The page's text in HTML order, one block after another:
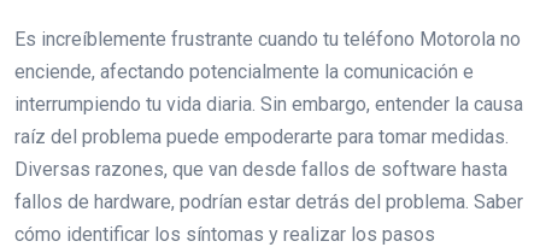
Es increíblemente frustrante cuando tu teléfono Motorola no
enciende, afectando potencialmente la comunicación e
interrumpiendo tu vida diaria. Sin embargo, entender la causa
raíz del problema puede empoderarte para tomar medidas.
Diversas razones, que van desde fallos de software hasta
fallos de hardware, podrían estar detrás del problema. Saber
cómo identificar los síntomas y realizar los pasos